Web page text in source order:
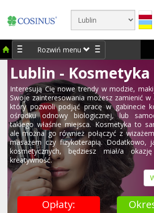
Rozwiń menu
Lublin - Kosmetyka
Interesują Cię nowe trendy w modzie,
Swoje zainteresowania możesz zamienić w
który pozwoli podjąć pracę w gabinecie
ośrodku odnowy biologicznej, lub
takiego właśnie miejsca. Kosmetyka to
ale można go również połączyć z
masażem czy fizykoterapią. Dodatkowo,
kosmetycznych, będziesz miał/a
kreatywność.
Opłaty: